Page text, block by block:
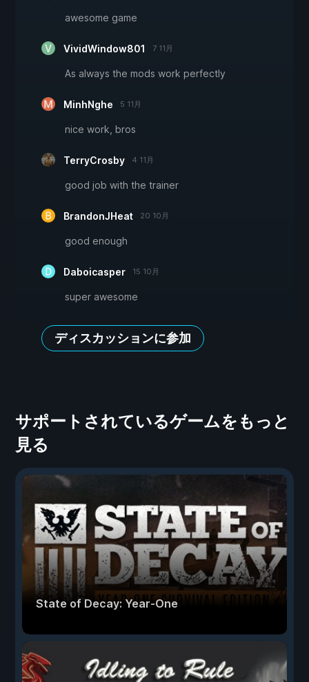
awesome game
VividWindow801 7 11月
As always the mods work perfectly
MinhNghe 5 11月
nice work, bros
TerryCrosby 4 11月
good job with the trainer
BrandonJHeat 20 10月
good enough
Daboicasper 15 10月
super awesome
ディスカッションに参加
サポートされているゲームをもっと
見る
State of Decay: Year-One